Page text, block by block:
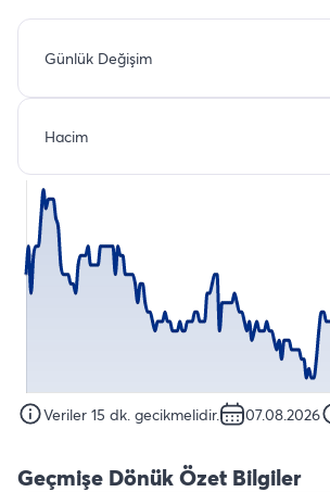
Günlük Değişim
Hacim
Veriler 15 dk. gecikmelidir. 07.08.2026
Geçmişe Dönük Özet Bilgiler